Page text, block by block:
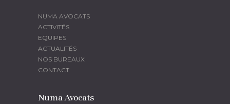
NUMA AVOCATS
ACTIVITÉS
EQUIPES
ACTUALITÉS
NOS BUREAUX
CONTACT
Numa Avocats